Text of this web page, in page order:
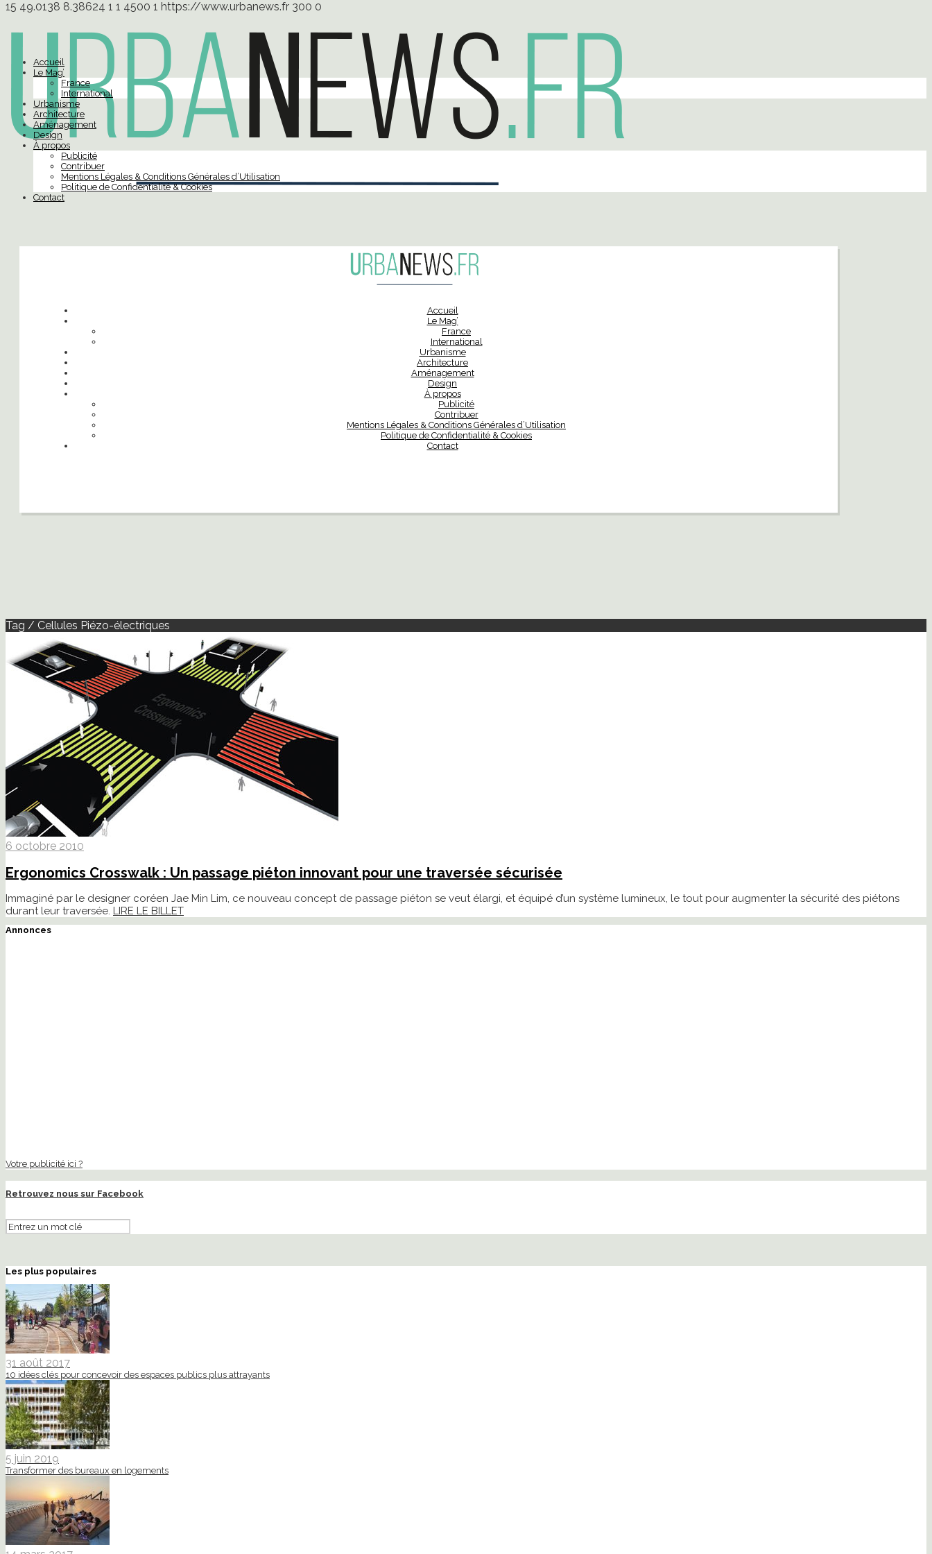
15 49.0138 8.38624 1 1 4500 1 https://www.urbanews.fr 300 0
Accueil
Le Mag’
France
International
Urbanisme
Architecture
Aménagement
Design
À propos
Publicité
Contribuer
Mentions Légales & Conditions Générales d’Utilisation
Politique de Confidentialité & Cookies
Contact
Accueil
Le Mag’
France
International
Urbanisme
Architecture
Aménagement
Design
À propos
Publicité
Contribuer
Mentions Légales & Conditions Générales d’Utilisation
Politique de Confidentialité & Cookies
Contact
Tag / Cellules Piézo-électriques
6 octobre 2010
Ergonomics Crosswalk : Un passage piéton innovant pour une traversée sécurisée
Immaginé par le designer coréen Jae Min Lim, ce nouveau concept de passage piéton se veut élargi, et équipé d’un système lumineux, le tout pour augmenter la sécurité des piétons
durant leur traversée. LIRE LE BILLET
Annonces
Votre publicité ici ?
Retrouvez nous sur Facebook
Les plus populaires
31 août 2017
10 idées clés pour concevoir des espaces publics plus attrayants
5 juin 2019
Transformer des bureaux en logements